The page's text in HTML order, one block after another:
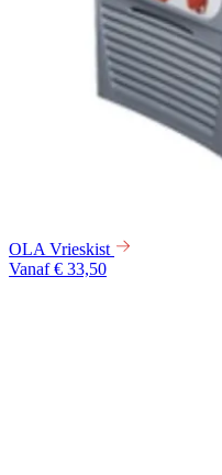
OLA Vrieskist
Vanaf € 33,50